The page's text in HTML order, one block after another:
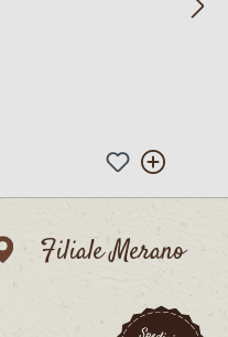
Filiale Merano